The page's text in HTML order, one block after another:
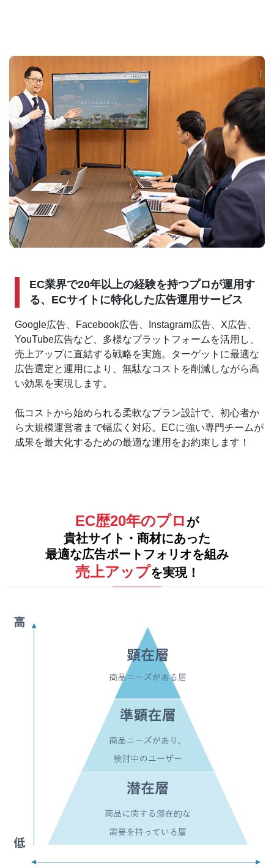
EC業界で20年以上の経験を持つプロが運用す
る、ECサイトに特化した広告運用サービス
Google広告、Facebook広告、Instagram広告、X広告、
YouTube広告など、多様なプラットフォームを活用し、
売上アップに直結する戦略を実施。ターゲットに最適な
広告選定と運用により、無駄なコストを削減しながら高
い効果を実現します。
低コストから始められる柔軟なプラン設計で、初心者か
ら大規模運営者まで幅広く対応。ECに強い専門チームが
成果を最大化するための最適な運用をお約束します！
EC歴20年のプロ が
貴社サイト・商材にあった
最適な広告ポートフォリオを組み
売上アップを実現！